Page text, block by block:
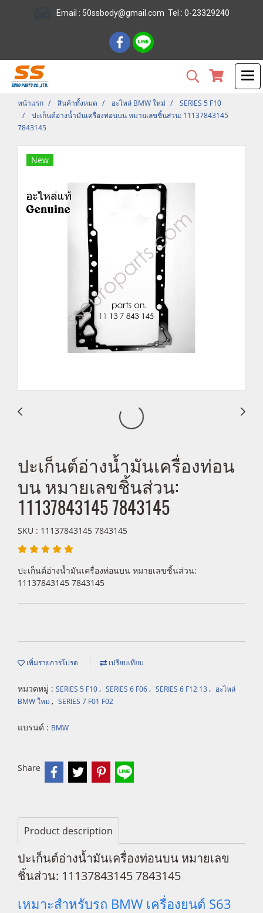
Email : 50ssbody@gmail.com Tel : 0-23329240
หน้าแรก สินค้าทั้งหมด อะไหล่ BMW ใหม่
SERIES 5 F10
ปะเก็นต์อ่างน้ำมันเครื่องท่อนบน หมายเลขชิ้นส่วน: 11137843145
7843145
New
ปะเก็นต์อ่างน้ำมันเครื่องท่อน
บน หมายเลขชิ้นส่วน:
11137843145 7843145
SKU : 11137843145 7843145
ปะเก็นต์อ่างน้ำมันเครื่องท่อนบน หมายเลขชิ้นส่วน:
11137843145 7843145
เพิ่มรายการโปรด เปรียบเทียบ
หมวดหมู่ : SERIES 5 F10, SERIES 6 F06, SERIES 6 F12 13 , อะไหล่
BMW ใหม่ , SERIES 7 F01 F02
แบรนด์ : BMW
Share
Product description
ปะเก็นต์อ่างน้ำมันเครื่องท่อนบน หมายเลข
ชิ้นส่วน: 11137843145 7843145
เหมาะสำหรับรถ BMW เครื่องยนต์ S63